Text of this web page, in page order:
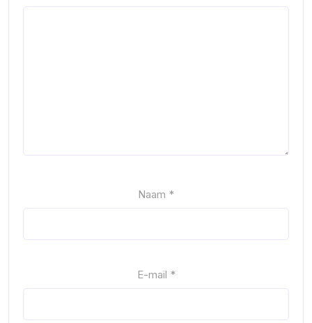
Naam *
E-mail *